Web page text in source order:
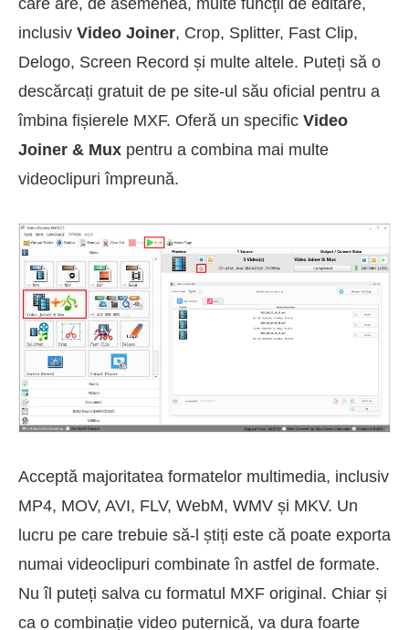
inclusiv Video Joiner, Crop, Splitter, Fast Clip,
Delogo, Screen Record și multe altele. Puteți să o
descărcați gratuit de pe site-ul său oficial pentru a
îmbina fișierele MXF. Oferă un specific Video
Joiner & Mux pentru a combina mai multe
videoclipuri împreună.
Acceptă majoritatea formatelor multimedia, inclusiv
MP4, MOV, AVI, FLV, WebM, WMV și MKV. Un
lucru pe care trebuie să-l știți este că poate exporta
numai videoclipuri combinate în astfel de formate.
Nu îl puteți salva cu formatul MXF original. Chiar și
ca o combinație video puternică, va dura foarte